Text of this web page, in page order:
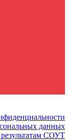
данных
СОУТ